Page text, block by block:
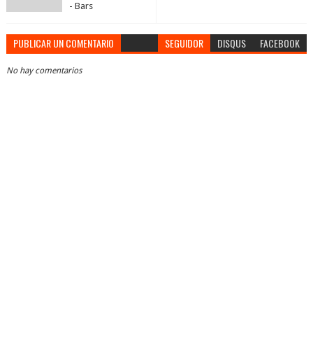
- Bars
PUBLICAR UN COMENTARIO SEGUIDOR DISQUS FACEBOOK
No hay comentarios